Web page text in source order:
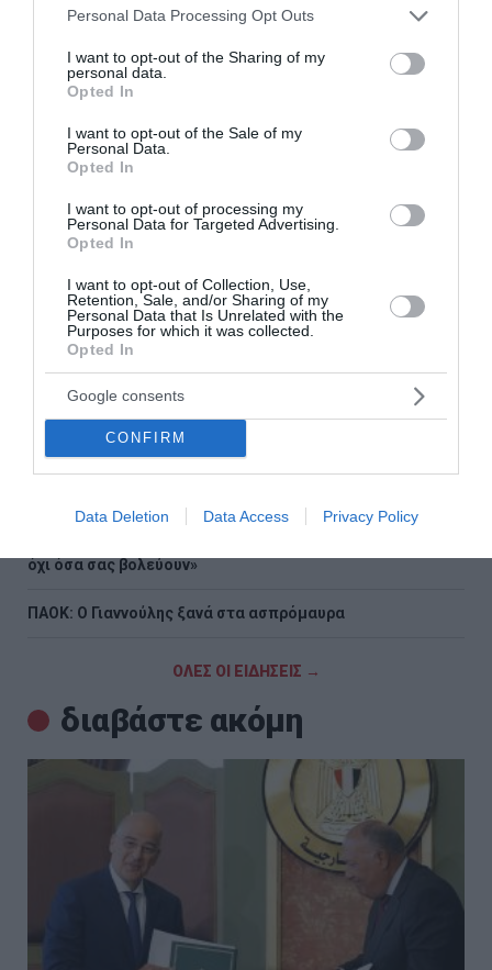
Please note that this website/app uses one or more Google
not limited to your visit or usage behaviour. You may click to
grant or deny consent to Google and its third-party tags to
use your data for below specified purposes in below Google
consent section.
Personal Data Processing Opt Outs
I want to opt-out of the Sharing of my
personal data.
Opted In
I want to opt-out of the Sale of my
Personal Data.
Opted In
I want to opt-out of processing my
Personal Data for Targeted Advertising.
Opted In
I want to opt-out of Collection, Use,
Retention, Sale, and/or Sharing of my
Personal Data that Is Unrelated with the
Purposes for which it was collected.
Opted In
Google consents
CONFIRM
Data Deletion Data Access Privacy Policy
ελληνική σημαία κατασκευάζεται στον Καναδά
Η Βελμάρ προσφέρει τo νέο Fiat 500 Hybrid με τιμή από
€18.990 € και 8 χρόνια εργοστασιακή εγγύηση.
Aegean: Νέο ρεκόρ με πάνω από 2 εκατ. επιβάτες τον
Ιούλιο
Pierrakakis Asks European Commission to Extend Fiscal
Flexibility for Energy Resilience
από το Ταμείο Ανάκαμψης – Παλεύουμε τις φωτιές με
νοικιασμένα μέσα»
Στον ανακριτή οι επτά συλληφθέντες για τη φωτιά στη
υπαίθριο χώρο
ΠΑΣΟΚ για το ΟΣΔΕ: «Επικοινωνιακή φιέστα αντί για
λύσεις»
Γεωργιάδης απαντά στο ΠΑΣΟΚ για τα «Σπιτάκια
όχι όσα σας βολεύουν»
ΠΑΟΚ: Ο Γιαννούλης ξανά στα ασπρόμαυρα
ΟΛΕΣ ΟΙ ΕΙΔΗΣΕΙΣ →
διαβάστε ακόμη